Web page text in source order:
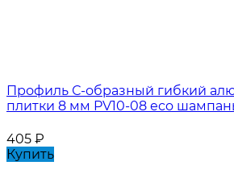
Профиль С-образный гибкий
плитки 8 мм PV10-08 eco
405 ₽
Купить